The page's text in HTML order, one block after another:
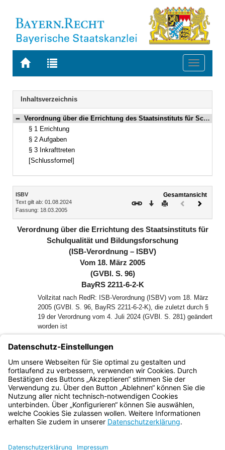
Zur
BAYERN.RECHT
Zur
letzten
Suche
Toggle
Navigation
Inhaltsverzeichnis
Bereich reduzieren
Verordnung über die Errichtung des Staatsinstituts für Schulqualität und Bildungsforschung (ISB-Verordnung – ISBV) Vom 18. März 2005 (GVBl. S. 96) BayRS 2211-6-2-K (§§ 1–3)
§ 1 Errichtung
§ 2 Aufgaben
§ 3 Inkrafttreten
[Schlussformel]
Inhalt
ISBV
Text gilt ab: 01.08.2024
Fassung: 18.03.2005
Gesamtansicht
Download
DruckenVorheriges
(inaktiv)
Verordnung über die Errichtung des Staatsinstituts für
Schulqualität und Bildungsforschung
(ISB-Verordnung – ISBV)
Vom 18. März 2005
(GVBl. S. 96)
BayRS 2211-6-2-K
Vollzitat nach RedR: ISB-Verordnung (ISBV) vom 18. März
2005 (GVBl. S. 96, BayRS 2211-6-2-K), die zuletzt durch §
19 der Verordnung vom 4. Juli 2024 (GVBl. S. 281) geändert
worden ist
Auf Grund des § 1 Abs. 1 der Verordnung über die Einrichtung
Bayerische Staatsministerium für Unterricht und Kultus folgende
Verordnung:
Bayern.de
BayernPortal
Impressum